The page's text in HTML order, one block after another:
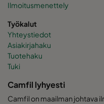
Ilmoitusmenettely
Työkalut
Yhteystiedot
Asiakirjahaku
Tuotehaku
Tuki
Camfil lyhyesti
Camfil on maailman johtava